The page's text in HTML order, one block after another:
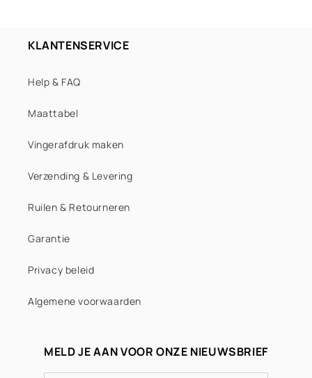
Dark blue
Lila
KLANTENSERVICE
Help & FAQ
Maattabel
Vingerafdruk maken
Verzending & Levering
Ruilen & Retourneren
Garantie
Privacy beleid
Algemene voorwaarden
MELD JE AAN VOOR ONZE NIEUWSBRIEF